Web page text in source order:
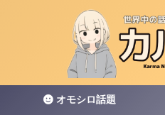
オモシロ話題